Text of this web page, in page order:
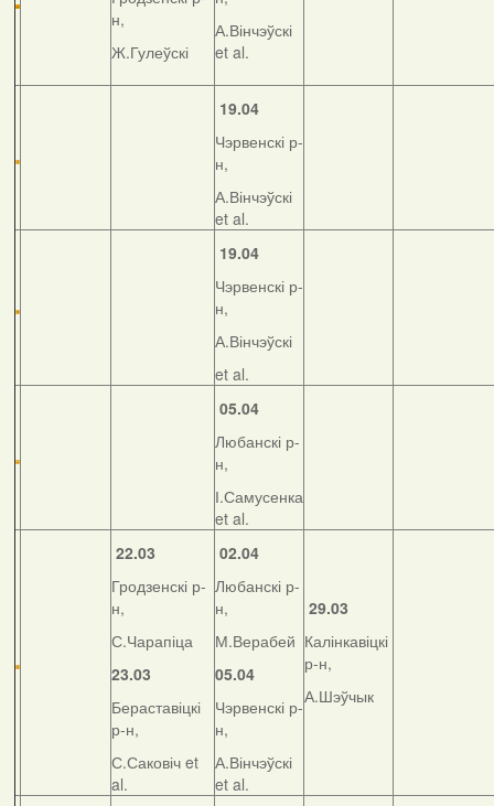
н,
Ж.Гулеўскі
А.Вінчэўскі
et al.
19.04
Чэрвенскі р-
н,
А.Вінчэўскі
et al.
19.04
Чэрвенскі р-
н,
А.Вінчэўскі
et al.
05.04
Любанскі р-
н,
І.Самусенка
et al.
22.03
Гродзенскі р-
н,
С.Чарапіца
23.03
Бераставіцкі
р-н,
С.Саковіч et
al.
02.04
Любанскі р-
н,
М.Верабей
05.04
Чэрвенскі р-
н,
А.Вінчэўскі
et al.
29.03
Калінкавіцкі
р-н,
А.Шэўчык